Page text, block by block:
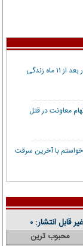
دستگیری قاتل قهرمان کراسفیت کشور بعد از ۱۱ ماه زندگی
معاونت در قتل
با آخرین سرقت
غیر قابل انتشار: ۰
محبوب ترین